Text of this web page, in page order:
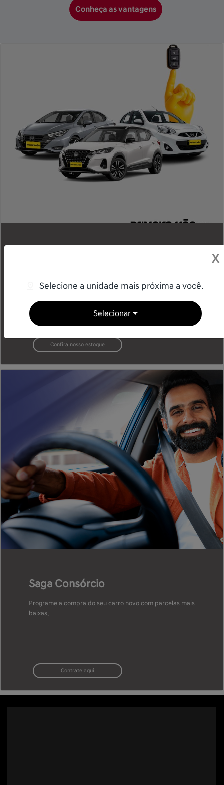
Conheça as vantagens
Mão
Seminovos com o selo de garantia Grupo Saga.
Confira nosso estoque
Saga Consórcio
Programe a compra do seu carro novo com parcelas mais
baixas.
Contrate aqui
X
Selecione a unidade mais próxima a você.
Selecionar